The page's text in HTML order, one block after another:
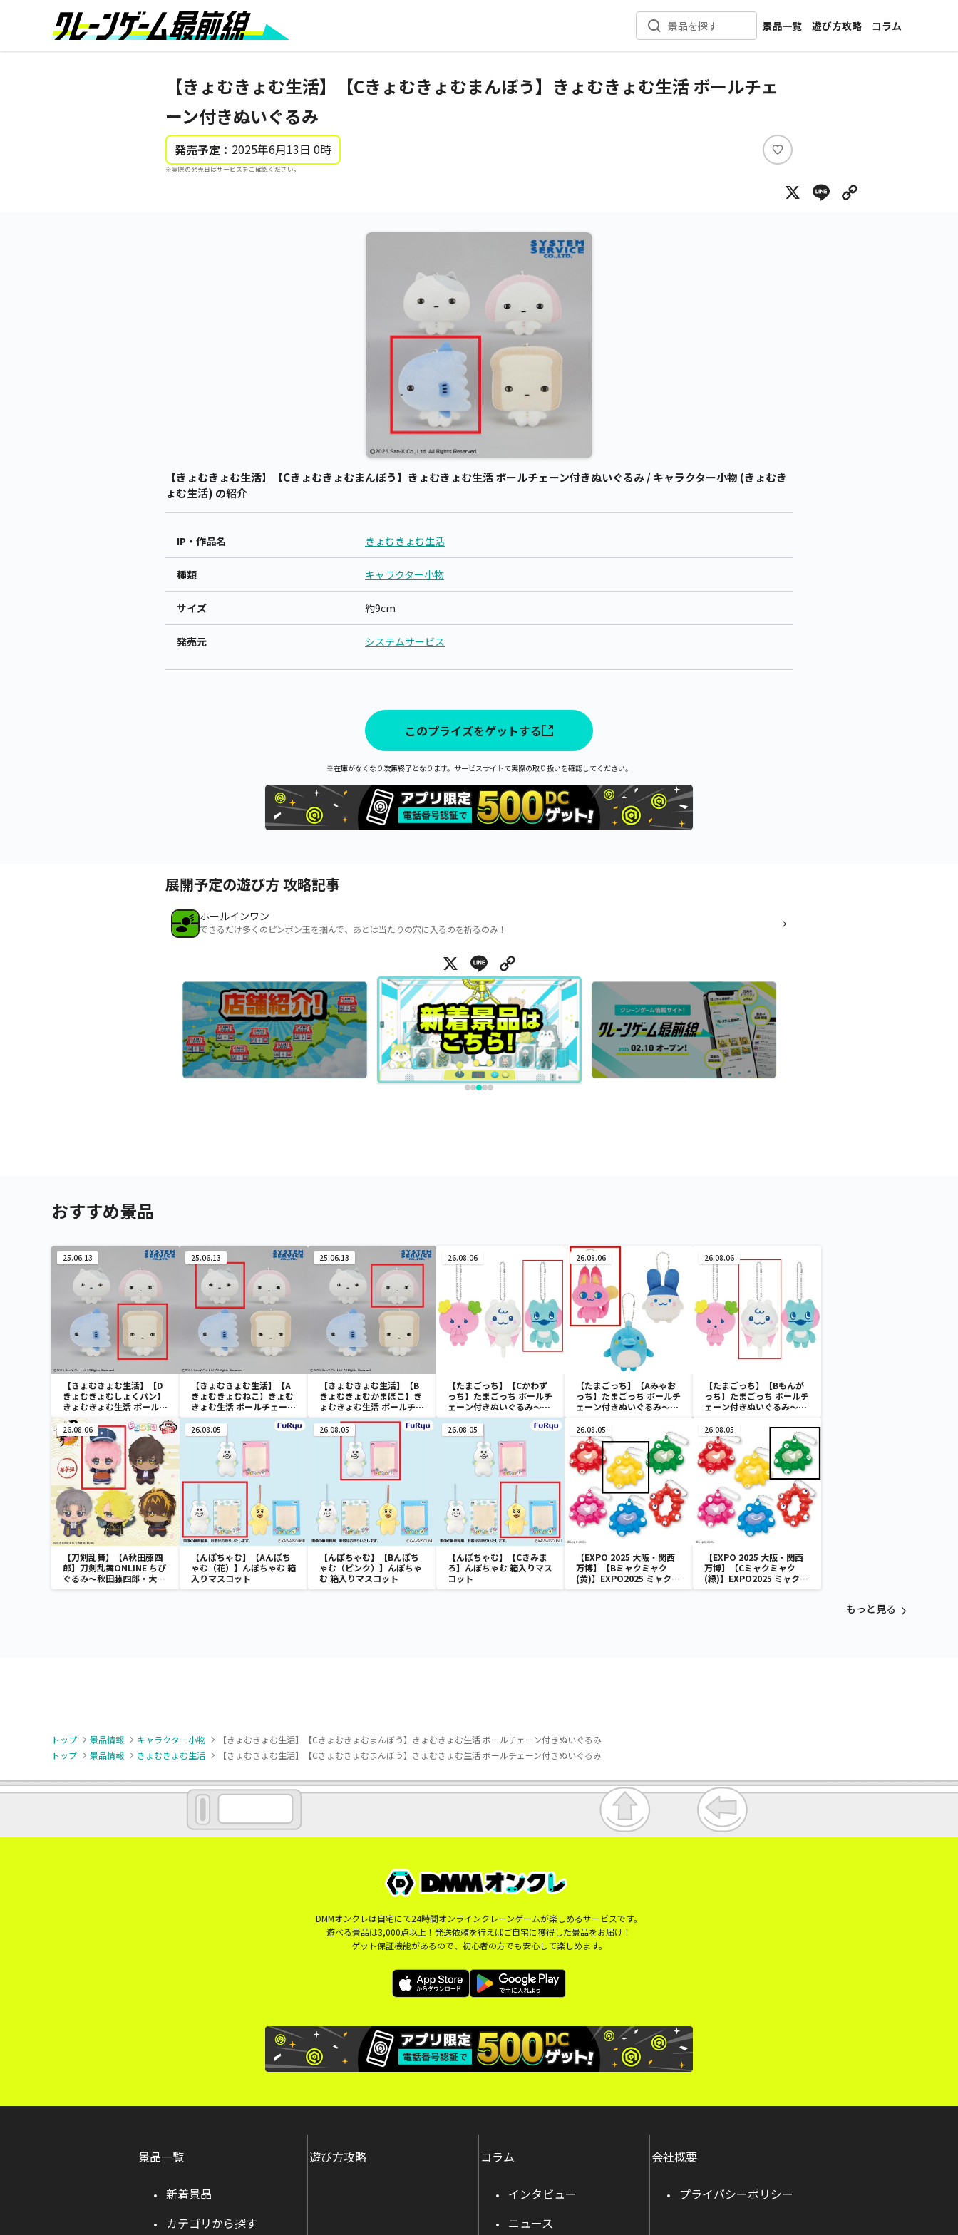
景品を探す
景品一覧
新着景品
遊び方攻略
コラム
インタビュー
【きょむきょむ生活】【Cきょむきょむまんぼう】きょむきょむ生活 ボールチェ
ーン付きぬいぐるみ
発売予定： 2025年6月13日 0時
※実際の発売日はサービスをご確認ください。
い
ね
X Line
【きょむきょむ生活】【Cきょむきょむまんぼう】きょむきょむ生活 ボールチェーン付きぬいぐるみ / キャラクター小物 (きょむき
ょむ生活) の紹介
IP・作品名 きょむきょむ生活
種類 キャラクター小物
サイズ 約9cm
発売元 システムサービス
このプライズをゲットする
※在庫がなくなり次第終了となります。サービスサイトで実際の取り扱いを確認してください。
展開予定の遊び方 攻略記事
ホールインワン
できるだけ多くのピンポン玉を掴んで、あとは当たりの穴に入るのを祈るのみ！
X Line
おすすめ景品
25.06.13
【きょむきょむ生活】【D
きょむきょむしょくパン】
きょむきょむ生活 ボールチ
ェーン付きぬいぐるみ
25.06.13
【きょむきょむ生活】【A
きょむきょむねこ】きょむ
きょむ生活 ボールチェーン
付きぬいぐるみ
25.06.13
【きょむきょむ生活】【B
きょむきょむかまぼこ】き
ょむきょむ生活 ボールチェ
ーン付きぬいぐるみ
26.08.06
【たまごっち】【Cかわず
っち】たまごっち ボールチ
ェーン付きぬいぐるみ～
Tamagotchi Paradise～
vol.3
26.08.06
【たまごっち】【Aみゃお
っち】たまごっち ボールチ
ェーン付きぬいぐるみ～
vol.2-R
26.08.06
【たまごっち】【Bもんが
っち】たまごっち ボールチ
ェーン付きぬいぐるみ～
vol.3
26.08.06
【刀剣乱舞】【A秋田藤四
郎】刀剣乱舞ONLINE ちび
ぐるみ～秋田藤四郎・大倶
利伽羅・へし切長谷部・獅
26.08.05
【んぽちゃむ】【Aんぽち
ゃむ（花）】んぽちゃむ 箱
入りマスコット
26.08.05
【んぽちゃむ】【Bんぽち
ゃむ（ピンク）】んぽちゃ
む 箱入りマスコット
26.08.05
【んぽちゃむ】【Cきみま
ろ】んぽちゃむ 箱入りマス
コット
26.08.05
【EXPO 2025 大阪・関西
万博】【Bミャクミャク
(黄)】EXPO2025 ミャクミ
ャク カラフルスクイーズマ
26.08.05
【EXPO 2025 大阪・関西
万博】【Cミャクミャク
(緑)】EXPO2025 ミャクミ
ャク カラフルスクイーズマ
もっと見る
トップ 景品情報 キャラクター小物
【きょむきょむ生活】【Cきょむきょむまんぼう】きょむきょむ生活 ボールチェーン付きぬいぐるみ
トップ
景品情報 きょむきょむ生活 【きょむきょむ生活】【Cきょむきょむまんぼう】きょむきょむ生活 ボールチェーン付きぬいぐるみ
DMMオンクレは自宅にて24時間オンラインクレーンゲームが楽しめるサービスです。
遊べる景品は3,000点以上！発送依頼を行えばご自宅に獲得した景品をお届け！
ゲット保証機能があるので、初心者の方でも安心して楽しめます。
景品一覧
新着景品
カテゴリから探す
遊び方攻略 コラム
インタビュー
ニュース
会社概要
プライバシーポリシー